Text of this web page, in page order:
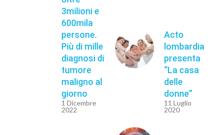
3milioni e
600mila
persone.
Più di mille
diagnosi di
tumore
maligno al
giorno
1 Dicembre
2022
Acto
lombardia
presenta
“La casa
delle
donne”
11 Luglio
2020